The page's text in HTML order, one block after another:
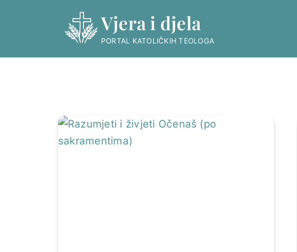
Vjera i djela
PORTAL KATOLIČKIH TEOLOGA